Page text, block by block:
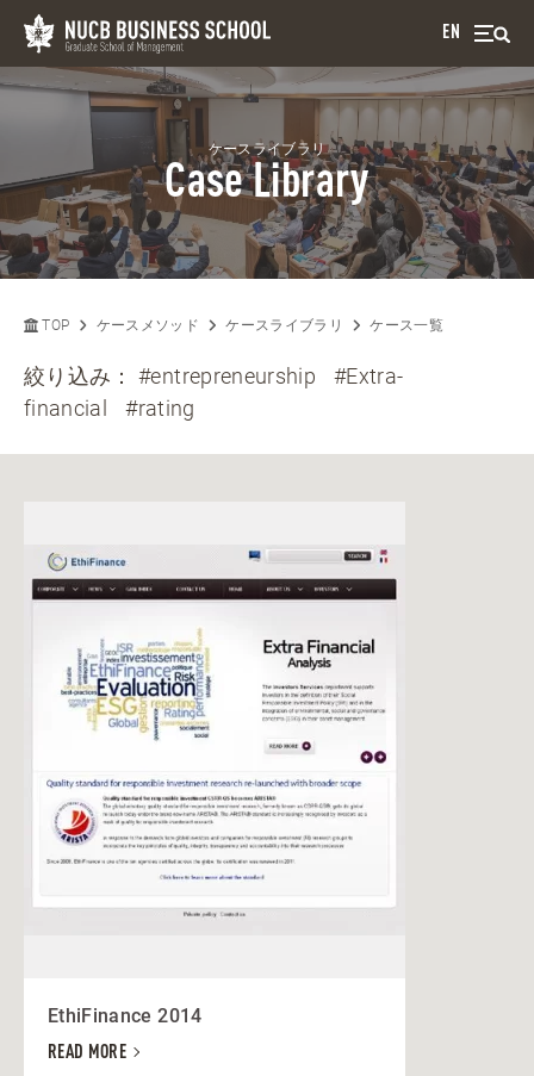
EN
ケースライブラリ
Case Library
TOP ケースメソッド ケースライブラリ ケース一覧
絞り込み：#entrepreneurship
#Extra-
financial
#rating
EthiFinance 2014
READ MORE